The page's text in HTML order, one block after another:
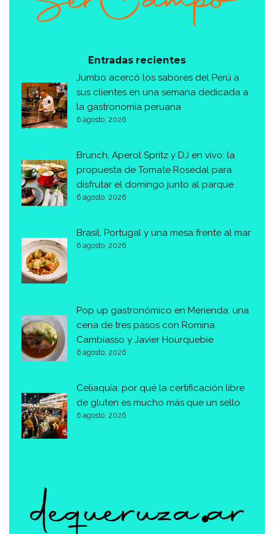
Entradas recientes
Jumbo acercó los sabores del Perú a
sus clientes en una semana dedicada a
la gastronomía peruana
6 agosto, 2026
Brunch, Aperol Spritz y DJ en vivo: la
propuesta de Tomate Rosedal para
disfrutar el domingo junto al parque
6 agosto, 2026
Brasil, Portugal y una mesa frente al mar
6 agosto, 2026
Pop up gastronómico en Merienda: una
cena de tres pasos con Romina
Cambiasso y Javier Hourquebie
6 agosto, 2026
Celiaquía: por qué la certificación libre
de gluten es mucho más que un sello
6 agosto, 2026